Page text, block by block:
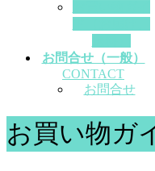
お問合せ（一般）
CONTACT
お問合せ
お買い物ガ